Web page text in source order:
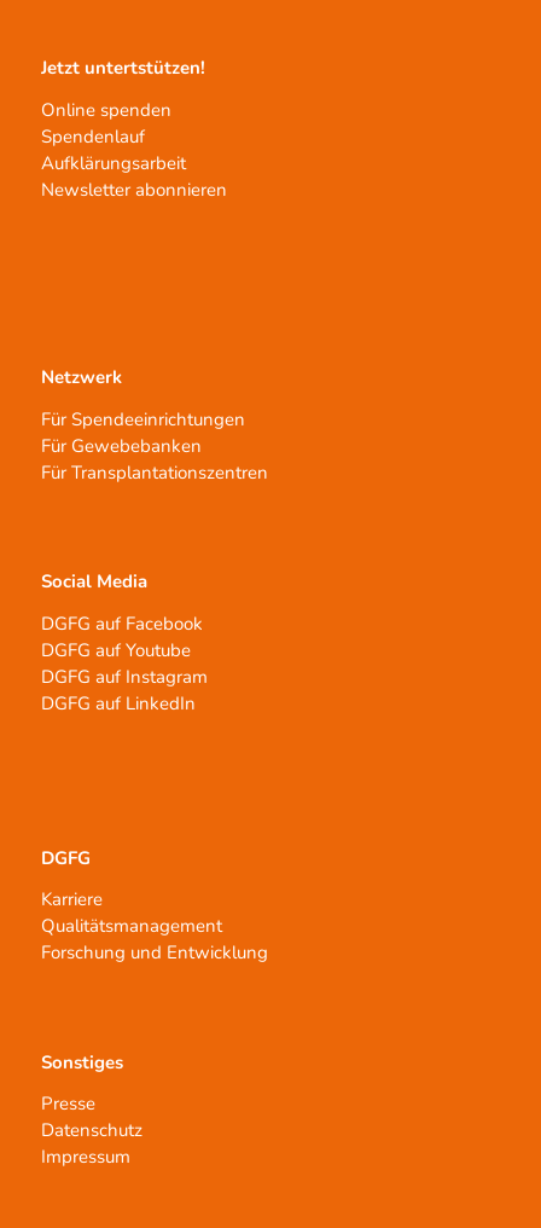
Jetzt untertstützen!
Online spenden
Spendenlauf
Aufklärungsarbeit
Newsletter abonnieren
Netzwerk
Für Spendeeinrichtungen
Für Gewebebanken
Für Transplantationszentren
Social Media
DGFG auf Facebook
DGFG auf Youtube
DGFG auf Instagram
DGFG auf LinkedIn
DGFG
Karriere
Qualitätsmanagement
Forschung und Entwicklung
Sonstiges
Presse
Datenschutz
Impressum